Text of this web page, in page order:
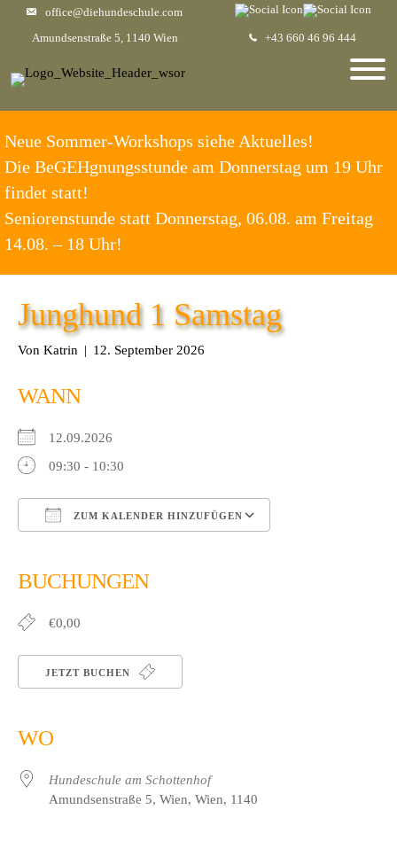
office@diehundeschule.com
+43 660 46 96 444
Amundsenstraße 5, 1140 Wien
Neue Sommer-Workshops siehe Aktuelles!
Die BeGEHgnungsstunde am Donnerstag um 19 Uhr
findet statt!
Seniorenstunde statt Donnerstag, 06.08. am Freitag
14.08. – 18 Uhr!
Junghund 1 Samstag
Von Katrin | 12. September 2026
WANN
12.09.2026
09:30 - 10:30
ZUM KALENDER HINZUFÜGEN
BUCHUNGEN
€0,00
JETZT BUCHEN
WO
Hundeschule am Schottenhof
Amundsenstraße 5, Wien, Wien, 1140